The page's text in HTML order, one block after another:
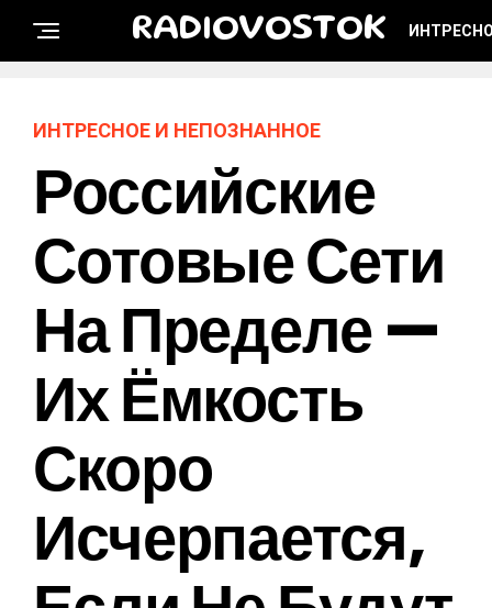
RADIOVOSTOK
ИНТРЕСНОЕ И НЕПОЗНАННОЕ
Российские
Сотовые Сети
На Пределе —
Их Ёмкость
Скоро
Исчерпается,